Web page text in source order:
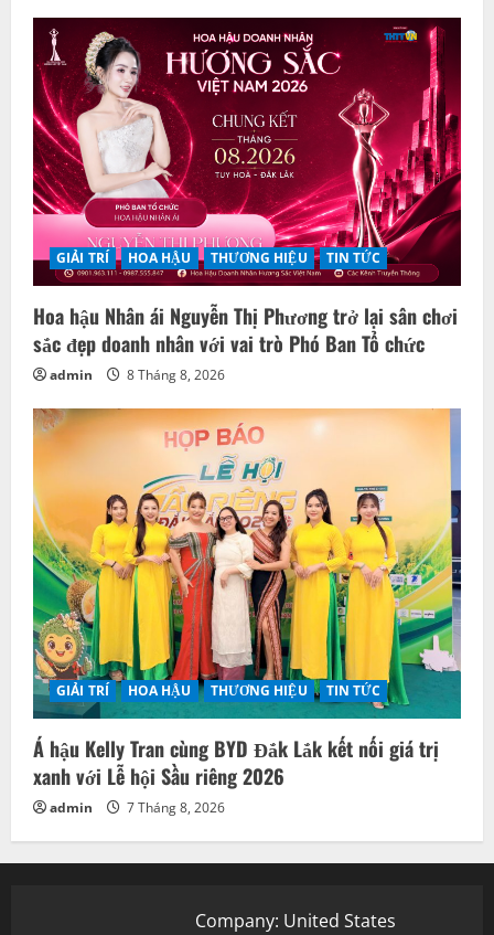
GIẢI TRÍ HOA HẬU THƯƠNG HIỆU TIN TỨC
Hoa hậu Nhân ái Nguyễn Thị Phương trở lại sân chơi
sắc đẹp doanh nhân với vai trò Phó Ban Tổ chức
admin 8 Tháng 8, 2026
GIẢI TRÍ HOA HẬU THƯƠNG HIỆU TIN TỨC
Á hậu Kelly Tran cùng BYD Đắk Lắk kết nối giá trị
xanh với Lễ hội Sầu riêng 2026
admin 7 Tháng 8, 2026
Company: United States